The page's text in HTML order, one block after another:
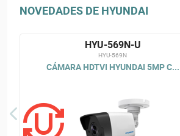
NOVEDADES DE HYUNDAI
HYU-569N-U
HYU-569N
CÁMARA HDTVI HYUNDAI 5MP C...